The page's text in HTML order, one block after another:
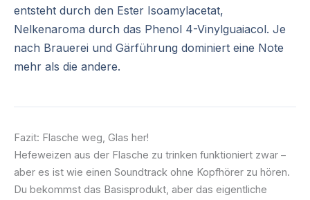
entsteht durch den Ester Isoamylacetat,
Nelkenaroma durch das Phenol 4-Vinylguaiacol. Je
nach Brauerei und Gärführung dominiert eine Note
mehr als die andere.
Fazit: Flasche weg, Glas her!
Hefeweizen aus der Flasche zu trinken funktioniert zwar –
aber es ist wie einen Soundtrack ohne Kopfhörer zu hören.
Du bekommst das Basisprodukt, aber das eigentliche